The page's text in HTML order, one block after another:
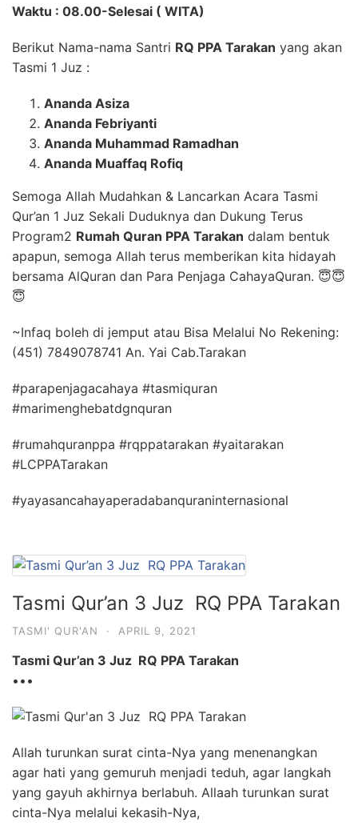
Waktu : 08.00-Selesai ( WITA)
Berikut Nama-nama Santri RQ PPA Tarakan yang akan
Tasmi 1 Juz :
Ananda Asiza
Ananda Febriyanti
Ananda Muhammad Ramadhan
Ananda Muaffaq Rofiq
Semoga Allah Mudahkan & Lancarkan Acara Tasmi
Qur’an 1 Juz Sekali Duduknya dan Dukung Terus
Program2 Rumah Quran PPA Tarakan dalam bentuk
apapun, semoga Allah terus memberikan kita hidayah
bersama AlQuran dan Para Penjaga CahayaQuran. 😇😇
😇
~Infaq boleh di jemput atau Bisa Melalui No Rekening:
(451) 7849078741 An. Yai Cab.Tarakan
#parapenjagacahaya #tasmiquran
#marimenghebatdgnquran
#rumahquranppa #rqppatarakan #yaitarakan
#LCPPATarakan
#yayasancahayaperadabanquraninternasional
Tasmi Qur’an 3 Juz RQ PPA Tarakan
TASMI' QUR'AN · APRIL 9, 2021
Tasmi Qur’an 3 Juz RQ PPA Tarakan
•••
Allah turunkan surat cinta-Nya yang menenangkan
agar hati yang gemuruh menjadi teduh, agar langkah
yang gayuh akhirnya berlabuh. Allaah turunkan surat
cinta-Nya melalui kekasih-Nya,